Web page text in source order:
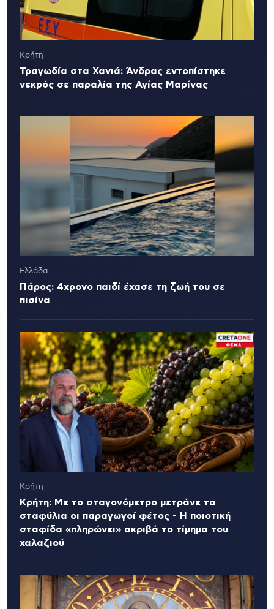
Κρήτη
Τραγωδία στα Χανιά: Άνδρας εντοπίστηκε
νεκρός σε παραλία της Αγίας Μαρίνας
Ελλάδα
Πάρος: 4χρονο παιδί έχασε τη ζωή του σε
πισίνα
Κρήτη
Κρήτη: Με το σταγονόμετρο μετράνε τα
σταφύλια οι παραγωγοί φέτος - Η ποιοτική
σταφίδα «πληρώνει» ακριβά το τίμημα του
χαλαζιού